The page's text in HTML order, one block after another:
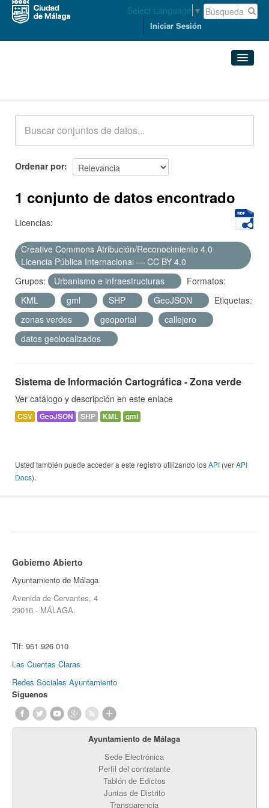
Select Language ▼
Iniciar Sesión
Acerca de
Ordenar por
1 conjunto de datos encontrado
Licencias:
Creative Commons Atribución/Reconocimiento 4.0
Licencia Pública Internacional — CC BY 4.0
Grupos:
Urbanismo e infraestructuras
Formatos:
KML
gml SHP GeoJSON
Etiquetas:
zonas verdes
geoportal
callejero
datos geolocalizados
Sistema de Información Cartográfica - Zona verde
Ver catálogo y descripción en este enlace
CSV GeoJSON SHP KML gml
Usted también puede acceder a este registro utilizando losAPI (verAPI
Docs).
Gobierno Abierto
Ayuntamiento de Málaga
Avenida de Cervantes, 4
29016 - MÁLAGA.
Tlf: 951 926 010
Las Cuentas Claras
Redes Sociales Ayuntamiento
Síguenos
Ayuntamiento de Málaga
Sede Electrónica
Perfil del contratante
Tablón de Edictos
Juntas de Distrito
Transparencia